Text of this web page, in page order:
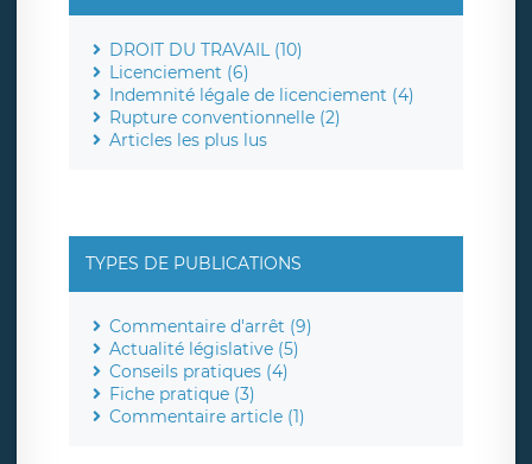
DROIT DU TRAVAIL (10)
Licenciement (6)
Indemnité légale de licenciement (4)
Rupture conventionnelle (2)
Articles les plus lus
TYPES DE PUBLICATIONS
Commentaire d'arrêt (9)
Actualité législative (5)
Conseils pratiques (4)
Fiche pratique (3)
Commentaire article (1)